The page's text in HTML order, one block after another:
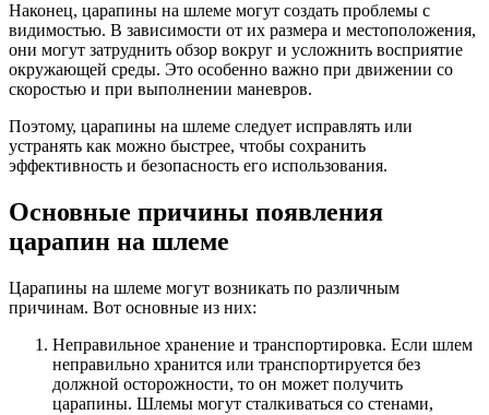
Наконец, царапины на шлеме могут создать проблемы с
видимостью. В зависимости от их размера и местоположения,
они могут затруднить обзор вокруг и усложнить восприятие
окружающей среды. Это особенно важно при движении со
скоростью и при выполнении маневров.
Поэтому, царапины на шлеме следует исправлять или
устранять как можно быстрее, чтобы сохранить
эффективность и безопасность его использования.
Основные причины появления
царапин на шлеме
Царапины на шлеме могут возникать по различным
причинам. Вот основные из них:
Неправильное хранение и транспортировка. Если шлем
неправильно хранится или транспортируется без
должной осторожности, то он может получить
царапины. Шлемы могут сталкиваться со стенами,